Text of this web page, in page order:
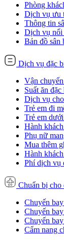
Phòng
Dịch vụ ưu
Thông tin
Dịch vụ nối
Bản đồ sân
Dịch vụ đặc
Vận
Suất ăn đặc
Dịch vụ
Trẻ em đi
Trẻ em
Hành
Phụ nữ
Mua thêm
Hành
Phí dịch vụ
Chuẩn bị cho
Chuyến
Chuyến
Chuyến
Cẩm nang